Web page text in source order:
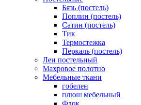
Бязь (постель)
Поплин (постель)
Сатин (постель)
Тик
Термостежка
Перкаль (постель)
Лен постельный
Махровое полотно
Мебельные ткани
гобелен
плюш мебельный
Флок